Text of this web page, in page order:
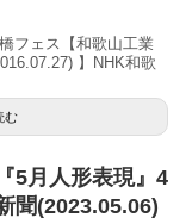
フェス【和歌山工業
】NHK和歌
む
5月人形表現』4
聞(2023.05.06)